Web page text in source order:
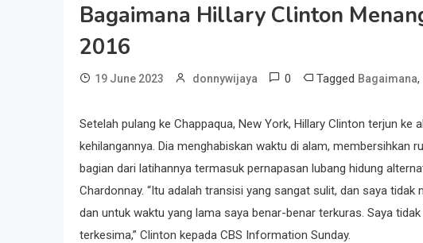
Bagaimana Hillary Clinton
2016
19 June 2023 donnywijaya 0 Tagged Bagaimana,
Setelah pulang ke Chappaqua, New York, Hillary Clinton terjun
kehilangannya. Dia menghabiskan waktu di alam, membersihkan
bagian dari latihannya termasuk pernapasan lubang hidung
Chardonnay. “Itu adalah transisi yang sangat sulit, dan saya
dan untuk waktu yang lama saya benar-benar terkuras. Saya
terkesima,” Clinton kepada CBS Information Sunday.